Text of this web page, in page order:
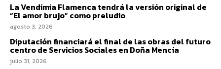
La Vendimia Flamenca tendrá la versión original de
“El amor brujo” como preludio
agosto 3, 2026
Diputación financiará el final de las obras del futuro
centro de Servicios Sociales en Doña Mencía
julio 31, 2026